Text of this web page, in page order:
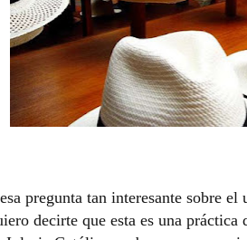
pregunta tan interesante sobre
decirte que esta es una práctica